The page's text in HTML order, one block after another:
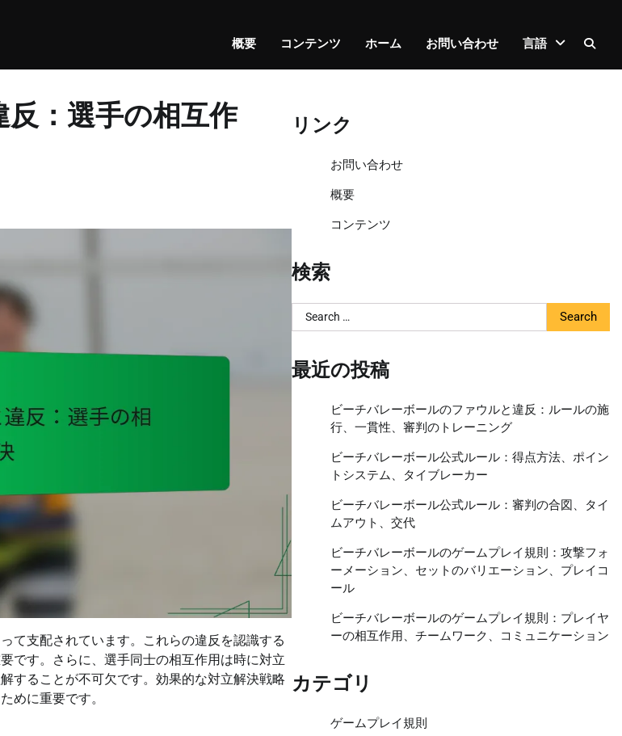
概要 コンテンツ ホーム お問い合わせ 言語
：選手の相互作
て支配されています。これらの違反を認識する
です。さらに、選手同士の相互作用は時に対立
することが不可欠です。効果的な対立解決戦略
めに重要です。
リンク
お問い合わせ
概要
コンテンツ
検索
Search
for:
最近の投稿
ビーチバレーボールのファウルと違反：ルールの施
行、一貫性、審判のトレーニング
ビーチバレーボール公式ルール：得点方法、ポイン
トシステム、タイブレーカー
ビーチバレーボール公式ルール：審判の合図、タイ
ムアウト、交代
ビーチバレーボールのゲームプレイ規則：攻撃フォ
ーメーション、セットのバリエーション、プレイコ
ール
ビーチバレーボールのゲームプレイ規則：プレイヤ
ーの相互作用、チームワーク、コミュニケーション
カテゴリ
ゲームプレイ規則